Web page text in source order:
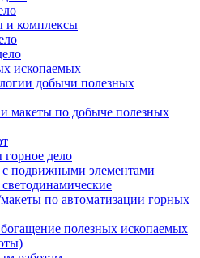
и комплексы
ископаемых
добычи полезных
макеты по добыче полезных
дело
подвижными элементами
по автоматизации горных
полезных ископаемых